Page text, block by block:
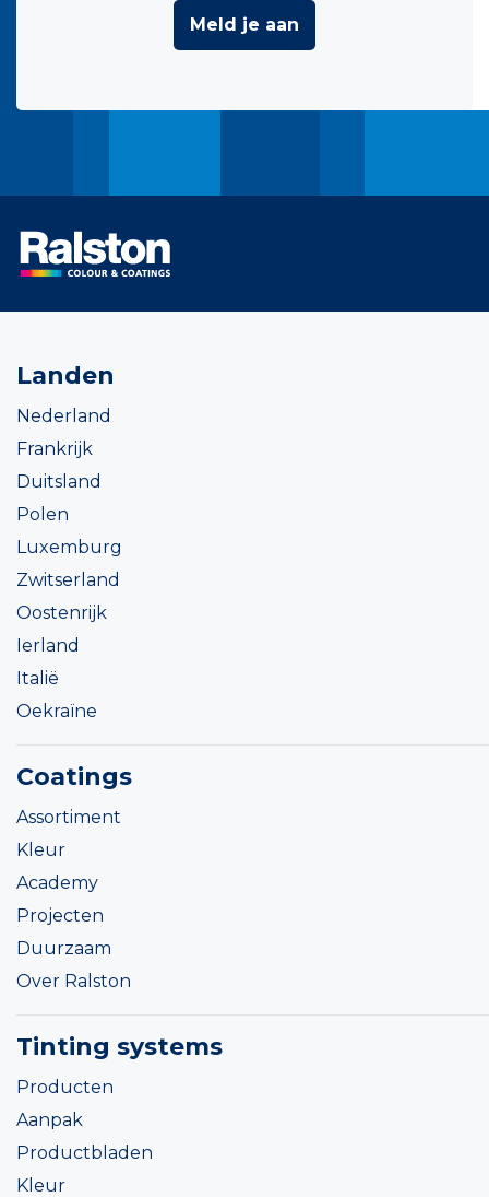
Meld je aan
Landen
Nederland
Frankrijk
Duitsland
Polen
Luxemburg
Zwitserland
Oostenrijk
Ierland
Italië
Oekraïne
Coatings
Assortiment
Kleur
Academy
Projecten
Duurzaam
Over Ralston
Tinting systems
Producten
Aanpak
Productbladen
Kleur